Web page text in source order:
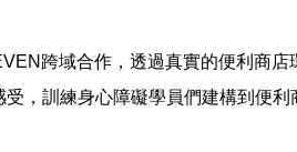
跨域合作，透過真實的便利商
，訓練身心障礙學員們建構到便利